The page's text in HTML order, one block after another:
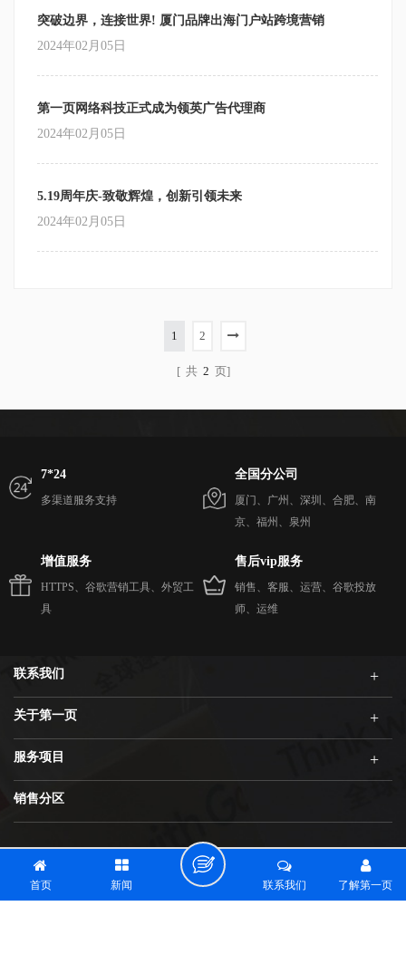
突破边界，连接世界! 厦门品牌出海门户站跨境营销
2024年02月05日
第一页网络科技正式成为领英广告代理商
2024年02月05日
5.19周年庆-致敬辉煌，创新引领未来
2024年02月05日
1 2
[ 共 2 页]
7*24
多渠道服务支持
全国分公司
厦门、广州、深圳、合肥、南
京、福州、泉州
增值服务
HTTPS、谷歌营销工具、外贸工
具
售后vip服务
销售、客服、运营、谷歌投放
师、运维
联系我们
关于第一页
服务项目
销售分区
厦门第一页网络科技有限公司 © 2005-2026 您是今天的第464位访问者 一共有
3420289位访问者
闽ICP备17018255号-3
首页 新闻 了解第一页
联系我们